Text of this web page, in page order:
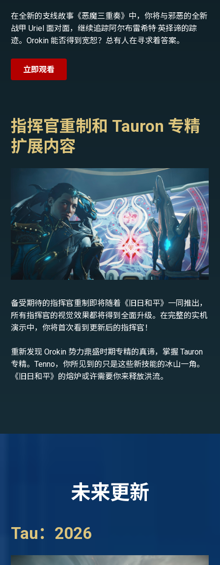
在全新的支线故事《恶魔三重奏》中，你将与邪恶的全新
战甲 Uriel 面对面，继续追踪阿尔布雷希特·英择谛的踪
迹。Orokin 能否得到宽恕？总有人在寻求着答案。
立即观看
指挥官重制和 Tauron 专精
扩展内容
备受期待的指挥官重制即将随着《旧日和平》一同推出，
所有指挥官的视觉效果都将得到全面升级。在完整的实机
演示中，你将首次看到更新后的指挥官！
重新发现 Orokin 势力鼎盛时期专精的真谛，掌握 Tauron
专精。Tenno，你所见到的只是这些新技能的冰山一角。
《旧日和平》的熔炉或许需要你来释放洪流。
未来更新
Tau：2026